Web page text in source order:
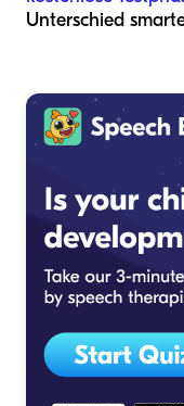
Unterschied